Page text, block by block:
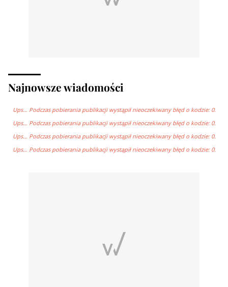
Najnowsze wiadomości
Ups… Podczas pobierania publikacji wystąpił nieoczekiwany błęd o kodzie: 0.
Ups… Podczas pobierania publikacji wystąpił nieoczekiwany błęd o kodzie: 0.
Ups… Podczas pobierania publikacji wystąpił nieoczekiwany błęd o kodzie: 0.
Ups… Podczas pobierania publikacji wystąpił nieoczekiwany błęd o kodzie: 0.